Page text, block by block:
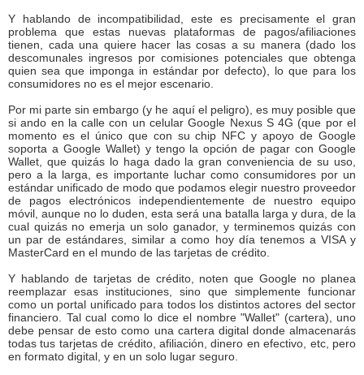
Y hablando de incompatibilidad, este es precisamente el gran
problema que estas nuevas plataformas de pagos/afiliaciones
tienen, cada una quiere hacer las cosas a su manera (dado los
descomunales ingresos por comisiones potenciales que obtenga
quien sea que imponga in estándar por defecto), lo que para los
consumidores no es el mejor escenario.
Por mi parte sin embargo (y he aquí el peligro), es muy posible que
si ando en la calle con un celular Google Nexus S 4G (que por el
momento es el único que con su chip NFC y apoyo de Google
soporta a Google Wallet) y tengo la opción de pagar con Google
Wallet, que quizás lo haga dado la gran conveniencia de su uso,
pero a la larga, es importante luchar como consumidores por un
estándar unificado de modo que podamos elegir nuestro proveedor
de pagos electrónicos independientemente de nuestro equipo
móvil, aunque no lo duden, esta será una batalla larga y dura, de la
cual quizás no emerja un solo ganador, y terminemos quizás con
un par de estándares, similar a como hoy día tenemos a VISA y
MasterCard en el mundo de las tarjetas de crédito.
Y hablando de tarjetas de crédito, noten que Google no planea
reemplazar esas instituciones, sino que simplemente funcionar
como un portal unificado para todos los distintos actores del sector
financiero. Tal cual como lo dice el nombre "Wallet" (cartera), uno
debe pensar de esto como una cartera digital donde almacenarás
todas tus tarjetas de crédito, afiliación, dinero en efectivo, etc, pero
en formato digital, y en un solo lugar seguro.